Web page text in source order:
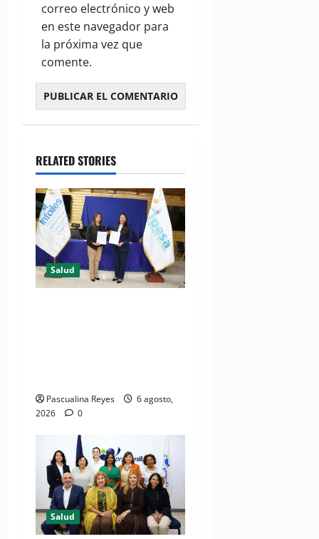
correo electrónico y web
en este navegador para
la próxima vez que
comente.
RELATED STORIES
Salud
Pascualina Reyes
6 agosto,
2026
0
Salud